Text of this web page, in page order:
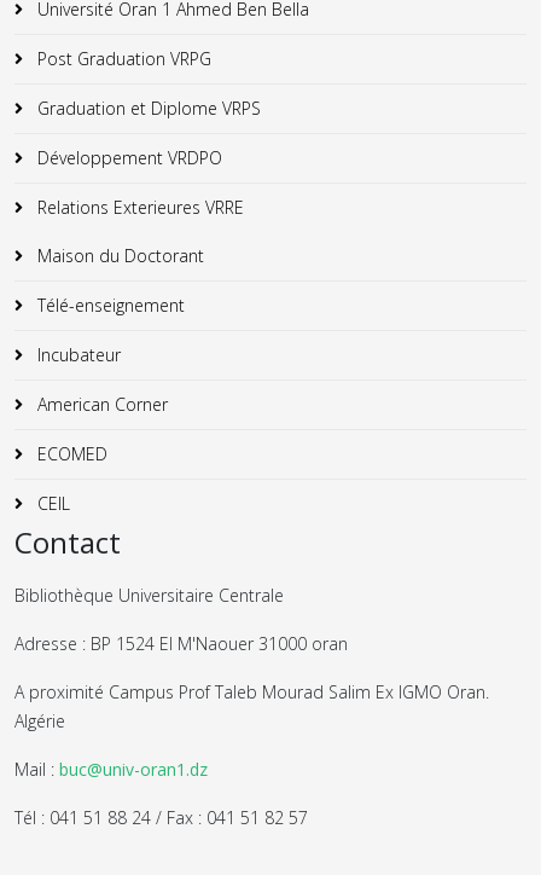
Université Oran 1 Ahmed Ben Bella
Post Graduation VRPG
Graduation et Diplome VRPS
Développement VRDPO
Relations Exterieures VRRE
Maison du Doctorant
Télé-enseignement
Incubateur
American Corner
ECOMED
CEIL
Contact
Bibliothèque Universitaire Centrale
Adresse : BP 1524 El M'Naouer 31000 oran
A proximité Campus Prof Taleb Mourad Salim Ex IGMO Oran.
Algérie
Mail : buc@univ-oran1.dz
Tél : 041 51 88 24 / Fax : 041 51 82 57